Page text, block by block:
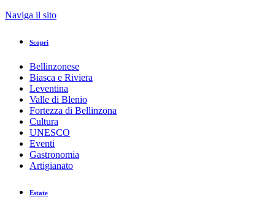
Naviga il sito
Scopri
Bellinzonese
Biasca e Riviera
Leventina
Valle di Blenio
Fortezza di Bellinzona
Cultura
UNESCO
Eventi
Gastronomia
Artigianato
Estate